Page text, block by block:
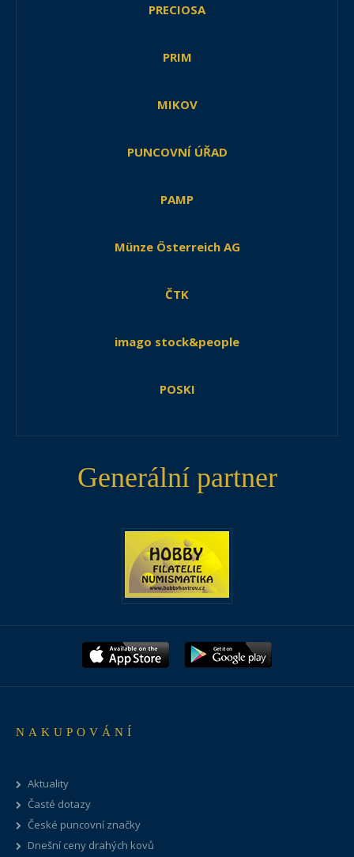
PRECIOSA
PRIM
MIKOV
PUNCOVNÍ ÚŘAD
PAMP
Münze Österreich AG
ČTK
imago stock&people
POSKI
Generální partner
NAKUPOVÁNÍ
Aktuality
Časté dotazy
České puncovní značky
Dnešní ceny drahých kovů